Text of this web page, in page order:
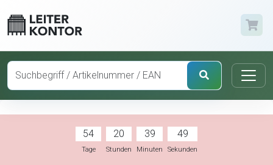
54
Tage
20
Stunden
39
Minuten
48
Sekunden